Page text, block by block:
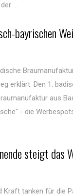
...
bayrischen
erklärt: Den 1.
aus
- die
steigt das
Kraft tanken für